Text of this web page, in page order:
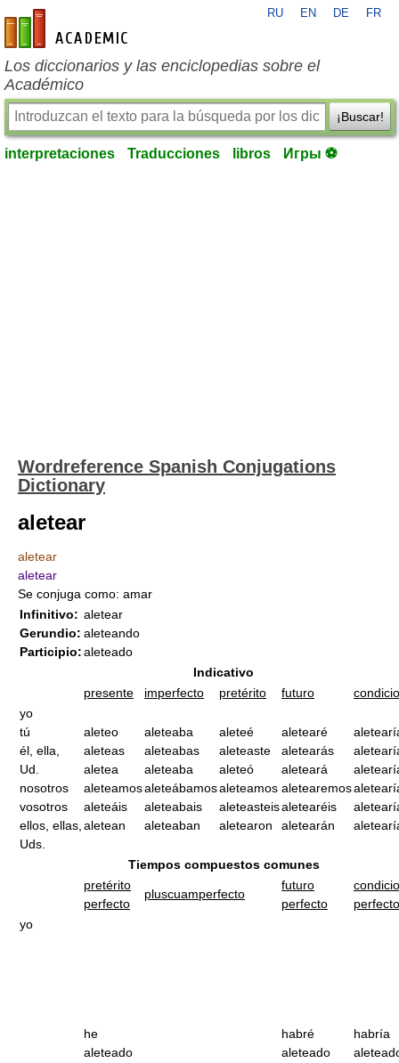
es-academic.com
RU EN DE FR
Los diccionarios y las enciclopedias sobre el
Académico
¡Buscar!
interpretaciones Traducciones libros Игры ⚽
Wordreference Spanish Conjugations
Dictionary
aletear
aletear
aletear
Se conjuga como: amar
Infinitivo:
Gerundio:
Participio:
aletear
aleteando
aleteado
Indicativo
presente
imperfecto pretérito futuro
yo
tú
él, ella,
Ud.
nosotros
vosotros
ellos, ellas,
Uds.
aleteo
aleteas
aletea
aleteamos
aleteáis
aletean
aleteaba
aleteabas
aleteaba
aleteábamos
aleteabais
aleteaban
aleteé
aleteaste
aleteó
aleteamos
aleteasteis
aletearon
aletearé
aletearás
aleteará
aletearemos
aletearéis
aletearán
Tiempos compuestos comunes
pretérito
perfecto
pluscuamperfecto
futuro
perfecto
perfecto
yo
he
aleteado
habré
aleteado
habría